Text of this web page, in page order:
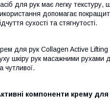
для рук має легку
допомагає
сухості та стягнутості.
для рук Collagen Active
шкіру рук масажними рухами
чутливої.
компоненти крему